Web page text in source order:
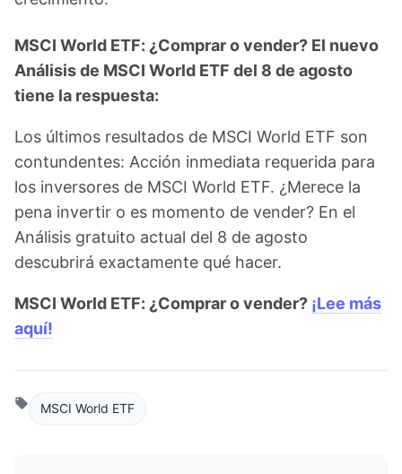
MSCI World ETF: ¿Comprar o vender? El nuevo
Análisis de MSCI World ETF del 8 de agosto
tiene la respuesta:
Los últimos resultados de MSCI World ETF son
contundentes: Acción inmediata requerida para
los inversores de MSCI World ETF. ¿Merece la
pena invertir o es momento de vender? En el
Análisis gratuito actual del 8 de agosto
descubrirá exactamente qué hacer.
MSCI World ETF: ¿Comprar o vender? ¡Lee más
aquí!
MSCI World ETF